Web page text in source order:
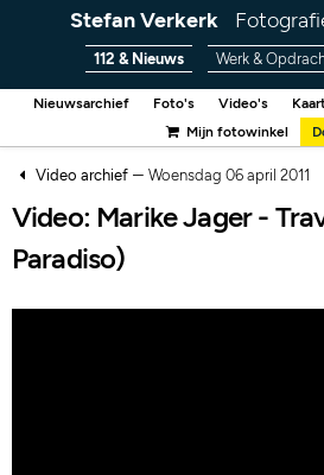
Stefan Verkerk
112 & Nieuws Werk &
Nieuwsarchief Foto's Video's
Mijn fotowinkel
Video archief– Woensdag 06 april 2011
Video: Marike Jager -
Paradiso)